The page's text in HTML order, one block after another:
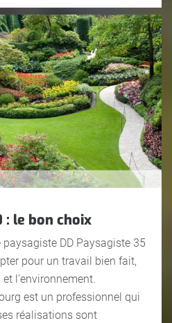
: le bon choix
DD Paysagiste 35
pour un travail bien fait,
l’environnement.
est un professionnel qui
réalisations sont